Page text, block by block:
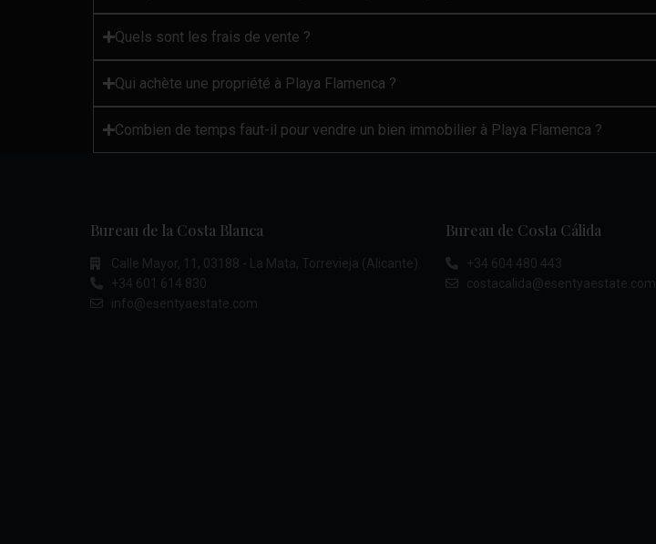
Quels sont les frais de vente ?
Qui achète une propriété à Playa Flamenca ?
Combien de temps faut-il pour vendre un bien immobilier à Playa Flamenca ?
Bureau de la Costa Blanca
Calle Mayor, 11, 03188 - La Mata, Torrevieja (Alicante)
+34 601 614 830
info@esentyaestate.com
Bureau de Costa Cálida
+34 604 480 443
costacalida@esentyaestate.com